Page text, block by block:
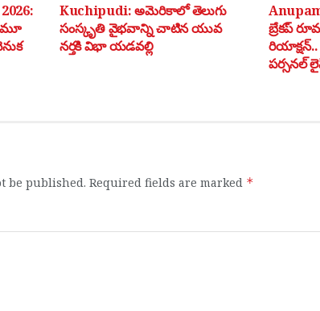
Kuchipudi: అమెరికాలో తెలుగు
సంస్కృతి వైభవాన్ని చాటిన యువ
నర్తకి విభా యడవల్లి
బ్రేకప్
పర్సనల్
be published. Required fields are marked *